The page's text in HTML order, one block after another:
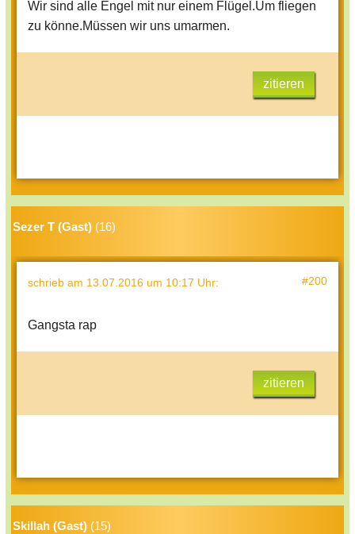
Wir sind alle Engel mit nur einem Flügel.Um fliegen
zu könne.Müssen wir uns umarmen.
zitieren
Sezer T (Gast) (16)
schrieb am 13.07.2016 um 10:17 Uhr: #200
Gangsta rap
zitieren
Skillah (Gast) (15)